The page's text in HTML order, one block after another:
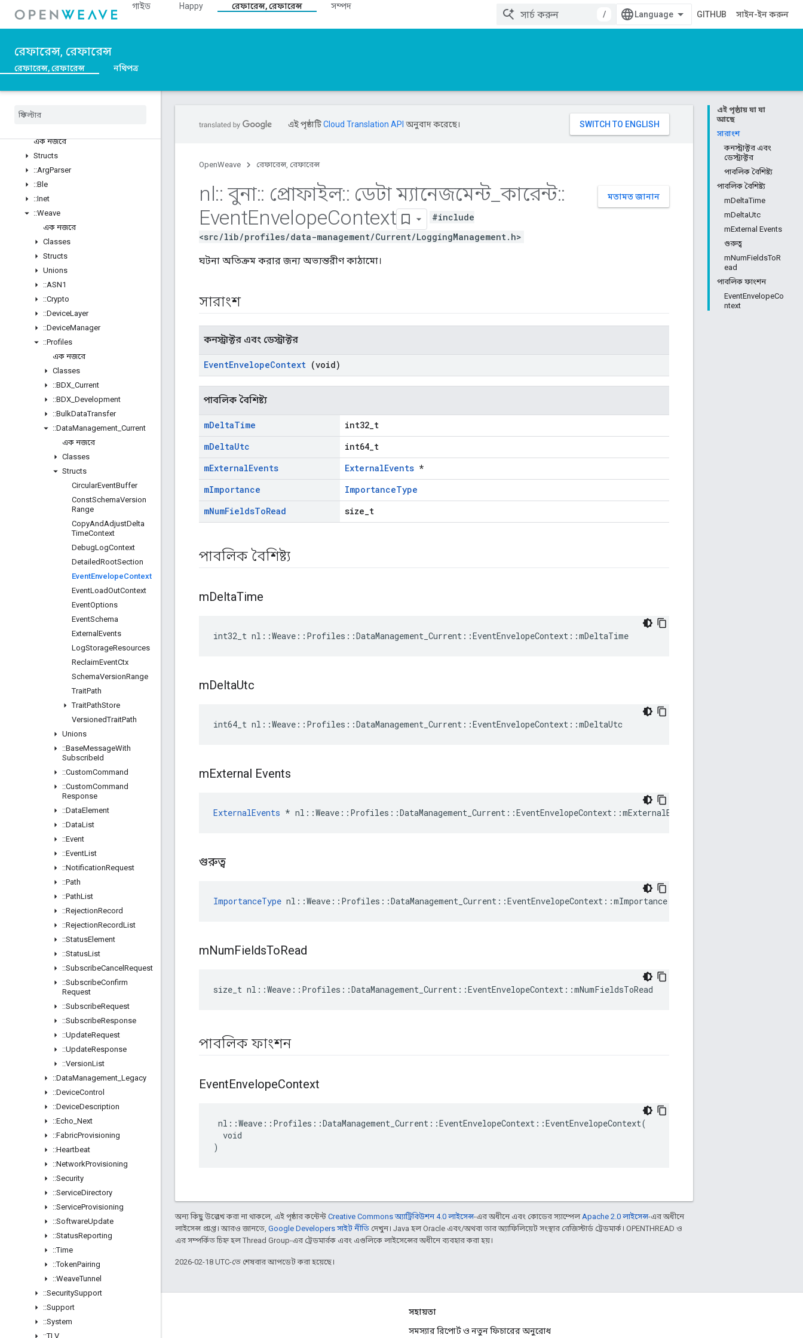
গাইড Happy রেফারেন্স, রেফারেন্স
সম্পদ
/
GITHUB সাইন-ইন করুন
রেফারেন্স, রেফারেন্স
রেফারেন্স, রেফারেন্স নথিপত্র
Overview
এক নজরে
Structs
::ArgParser
::Ble
::Inet
::Weave
এক নজরে
Classes
Structs
Unions
::ASN1
::Crypto
::DeviceLayer
::DeviceManager
::Profiles
এক নজরে
Classes
::BDX Current
::BDX Development
::BulkDataTransfer
::DataManagement Current
এক নজরে
Classes
Structs
CircularEventBuffer
ConstSchemaVersion
Range
CopyAndAdjustDelta
TimeContext
DebugLogContext
DetailedRootSection
EventEnvelopeContext
EventLoadOutContext
EventOptions
EventSchema
External Events
LogStorageResources
ReclaimEventCtx
SchemaVersionRange
TraitPath
TraitPathStore
VersionedTraitPath
Unions
::BaseMessageWith
SubscribeId
::CustomCommand
::CustomCommand
Response
::DataElement
::DataList
::Event
::EventList
::NotificationRequest
::Path
::PathList
::RejectionRecord
::RejectionRecordList
::StatusElement
::StatusList
::SubscribeCancel Request
::SubscribeConfirm
Request
::SubscribeRequest
::SubscribeResponse
::UpdateRequest
::UpdateResponse
::VersionList
::DataManagement Legacy
::DeviceControl
::DeviceDescription
::Echo Next
::FabricProvisioning
::Heartbeat
::NetworkProvisioning
::Security
::ServiceDirectory
::ServiceProvisioning
::SoftwareUpdate
::StatusReporting
::Time
::TokenPairing
::WeaveTunnel
::SecuritySupport
::Support
::System
::TLV
এই পৃষ্ঠায় যা যা
আছে
সারাংশ
কনস্ট্রাক্টর এবং
ডেস্ট্রাক্টর
পাবলিক বৈশিষ্ট্য
পাবলিক বৈশিষ্ট্য
mDeltaTime
mDeltaUtc
mExternal Events
গুরুত্ব
mNumFieldsToR
ead
পাবলিক ফাংশন
EventEnvelopeCo
ntext
এই পৃষ্ঠাটিCloud Translation API অনুবাদ করেছে।
OpenWeave রেফারেন্স, রেফারেন্স
মতামত জানান
nl:: বুনা:: প্রোফাইল:: ডেটা ম্যানেজমেন্ট_কারেন্ট::
EventEnvelopeContext
#include
<src/lib/profiles/data-management/Current/LoggingManagement.h>
ঘটনা অতিক্রম করার জন্য অভ্যন্তরীণ কাঠামো।
সারাংশ
কনস্ট্রাক্টর এবং ডেস্ট্রাক্টর
EventEnvelopeContext (void)
পাবলিক বৈশিষ্ট্য
mDeltaTime
int32_t
mDeltaUtc
int64_t
mExternalEvents ExternalEvents *
mImportance
ImportanceType
mNumFieldsToRead size_t
পাবলিক বৈশিষ্ট্য
mDeltaTime
int32_t nl::Weave::Profiles::DataManagement_Current::EventEnvelopeContext::mDeltaTime
mDeltaUtc
int64_t nl::Weave::Profiles::DataManagement_Current::EventEnvelopeContext::mDeltaUtc
mExternal Events
ExternalEvents * nl::Weave::Profiles::DataManagement_Current::EventEnvelopeContext::mExternalEvents
গুরুত্ব
ImportanceType nl::Weave::Profiles::DataManagement_Current::EventEnvelopeContext::mImportance
mNumFieldsToRead
size_t nl::Weave::Profiles::DataManagement_Current::EventEnvelopeContext::mNumFieldsToRead
পাবলিক ফাংশন
EventEnvelopeContext
nl::Weave::Profiles::DataManagement_Current::EventEnvelopeContext::EventEnvelopeContext(
  void
)
অন্য কিছু উল্লেখ করা না থাকলে, এই পৃষ্ঠার কন্টেন্ট Creative Commons অ্যাট্রিবিউশন 4.0 লাইসেন্স-এর অধীনে এবং কোডের স্যাম্পেলApache 2.0 লাইসেন্স-এর অধীনে
লাইসেন্স প্রাপ্ত। আরও জানতে, Google Developers সাইট নীতি দেখুন। Java হল Oracle এবং/অথবা তার অ্যাফিলিয়েট সংস্থার রেজিস্টার্ড ট্রেডমার্ক। OPENTHREAD ও
এর সম্পর্কিত চিহ্ন হল Thread Group-এর ট্রেডমার্রক এবং এগুলিকে লাইসেন্সের অধীনে ব্যবহার করা হয়।
2026-02-18 UTC-তে শেষবার আপডেট করা হয়েছে।
GitHub
সহায়তা
সমস্যার রিপোর্ট ও নতুন ফিচারের অনুরোধ